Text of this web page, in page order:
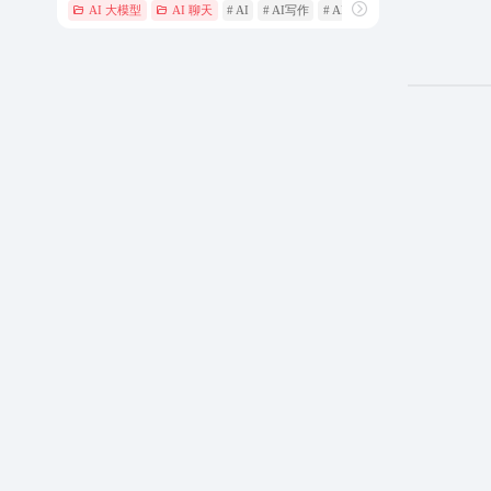
AI 大模型 AI 聊天 # AI # AI写作 # AI对话